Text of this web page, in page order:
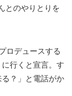
とのやりとりを
ロデュースする
行くと宣言。す
？」と電話がか